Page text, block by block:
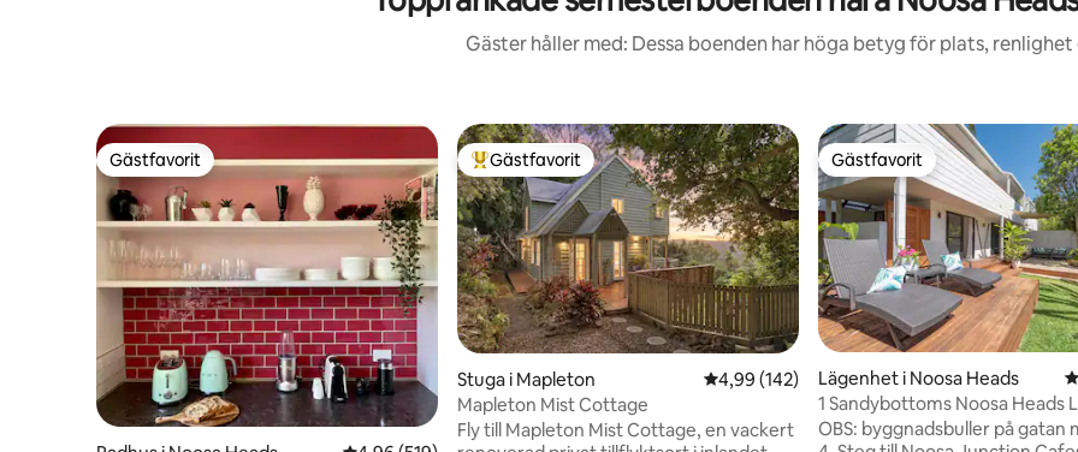
Gäster håller med: Dessa boenden har höga betyg för plats, renlighet
Gästfavorit
Gästfavorit Populär gästfavorit
Gästfavorit
Stuga i Mapleton 4,99 av 5 i genomsnittligt betyg, 142
4,99 (142)
Mapleton Mist Cottage
Fly till Mapleton Mist Cottage, en vackert
Gästfavorit
Gästfavorit
Lägenhet i Noosa Heads
1 Sandybottoms Noosa Heads
privat solpatio
OBS: byggnadsbuller på gatan